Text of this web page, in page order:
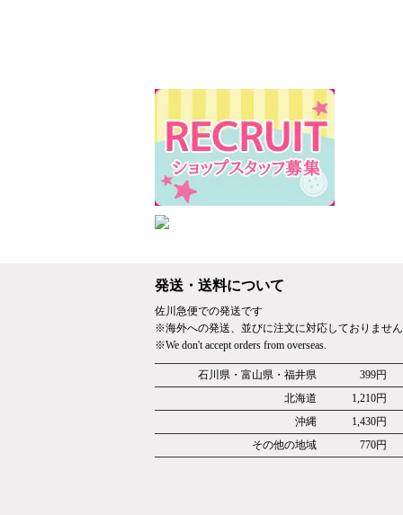
発送・送料について
佐川急便での発送です
※海外への発送、並びに注文に対応しておりません
※We don't accept orders from overseas.
石川県・富山県・福井県
399円
北海道
1,210円
沖縄
1,430円
その他の地域
770円